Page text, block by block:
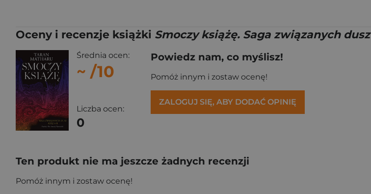
Oceny i recenzje książki Smoczy książę. Saga związanych dusz
Średnia ocen:
~ /10
Liczba ocen:
0
Powiedz nam, co myślisz!
Pomóż innym i zostaw ocenę!
ZALOGUJ SIĘ, ABY DODAĆ OPINIĘ
Ten produkt nie ma jeszcze żadnych recenzji
Pomóż innym i zostaw ocenę!